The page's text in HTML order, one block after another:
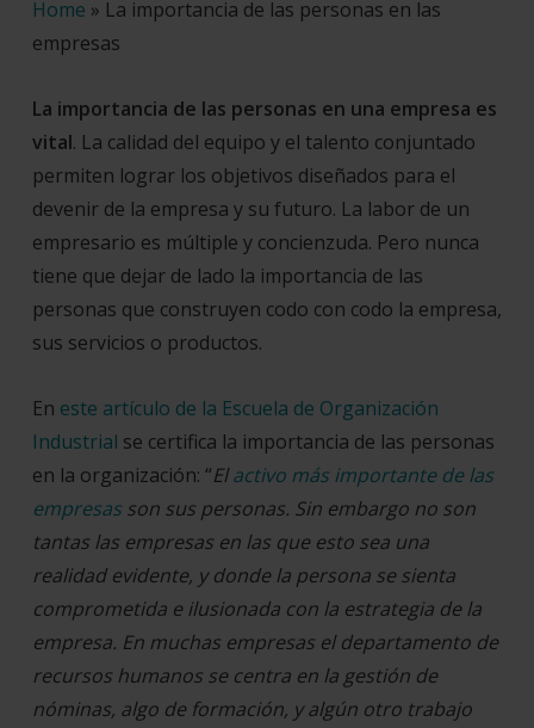
Home » La importancia de las personas en las
empresas
La importancia de las personas en una empresa es
vital. La calidad del equipo y el talento conjuntado
permiten lograr los objetivos diseñados para el
devenir de la empresa y su futuro. La labor de un
empresario es múltiple y concienzuda. Pero nunca
tiene que dejar de lado la importancia de las
personas que construyen codo con codo la empresa,
sus servicios o productos.
En este artículo de la Escuela de Organización
Industrial se certifica la importancia de las personas
en la organización: “Elactivo más importante de las
empresasson sus personas. Sin embargo no son
tantas las empresas en las que esto sea una
realidad evidente, y donde la persona se sienta
comprometida e ilusionada con la estrategia de la
empresa. En muchas empresas el departamento de
recursos humanos se centra en la gestión de
nóminas, algo de formación, y algún otro trabajo